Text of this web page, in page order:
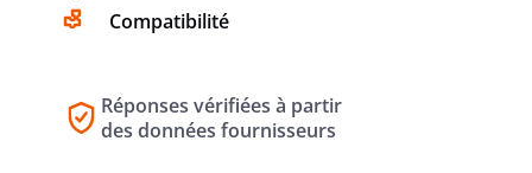
Compatibilité
Réponses vérifiées à partir
des données fournisseurs